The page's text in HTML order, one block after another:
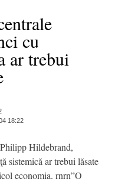
cu
ar trebui
18:22
Hildebrand,
sistemică ar trebui lăsate
economia. rnrn”O